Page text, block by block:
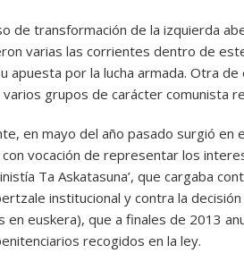
de transformación de la izquierda
varias las corrientes dentro de
apuesta por la lucha armada. Otra de
varios grupos de carácter comunista
en mayo del año pasado surgió en
vocación de representar los
Ta Askatasuna’, que cargaba
institucional y contra la
en euskera), que a finales de 2013
recogidos en la ley.